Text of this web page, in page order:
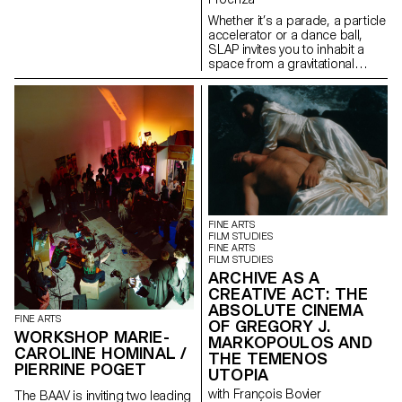
Whether it’s a parade, a particle
accelerator or a dance ball,
SLAP invites you to inhabit a
space from a gravitational
perspective. Positioned on the
boundary between two and
three dimensions, the works
are subject to centrifugal laws
and find themselves
exchanging with one another to
create fortuitous narratives, as
if the continuous round of
which they were a part of had
suddenly come to a halt. The
exhibition space becomes the
site of a fundamentally social
event - in terms of the works it
hosts and the exhibition context
- and reveals the social
perspective that the works hold
in rela- tion to each other. Like a
boring chat with a friend of a
friend, some pieces are
overwhelmed by their
conversations, while others
lend themselves easily to them.
You’ll have no hesitation in
FINE ARTS
WORKSHOP MARIE-
CAROLINE HOMINAL /
PIERRINE POGET
The BAAV is inviting two leading
FINE ARTS
FILM STUDIES
FINE ARTS
FILM STUDIES
ARCHIVE AS A
CREATIVE ACT: THE
ABSOLUTE CINEMA
OF GREGORY J.
MARKOPOULOS AND
THE TEMENOS
UTOPIA
with François Bovier